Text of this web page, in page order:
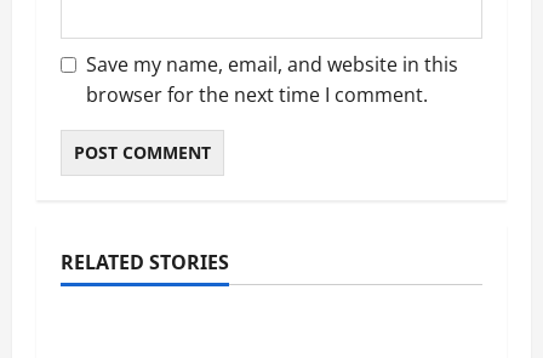
Save my name, email, and website in this
browser for the next time I comment.
RELATED STORIES